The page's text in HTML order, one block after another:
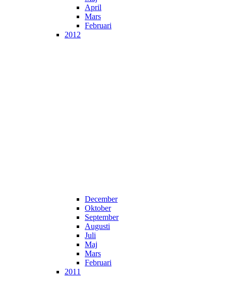
April
Mars
Februari
2012
December
Oktober
September
Augusti
Juli
Maj
Mars
Februari
2011